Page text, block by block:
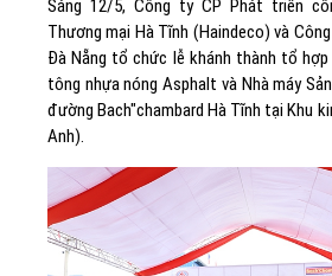
Sáng 12/5, Công ty CP Phát triển
Thương mại Hà Tĩnh (Haindeco) và
Đà Nẵng tổ chức lễ khánh thành tổ hợp
tông nhựa nóng Asphalt và Nhà máy
đường Bach"chambard Hà Tĩnh tại Khu
Anh).